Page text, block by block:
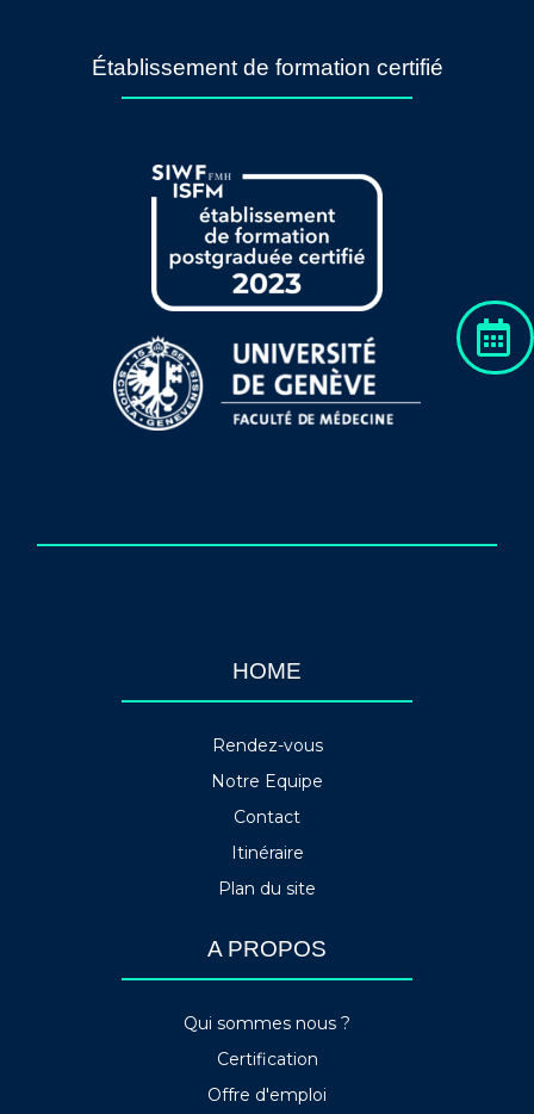
Établissement de formation certifié
HOME
Rendez-vous
Notre Equipe
Contact
Itinéraire
Plan du site
A PROPOS
Qui sommes nous ?
Certification
Offre d'emploi